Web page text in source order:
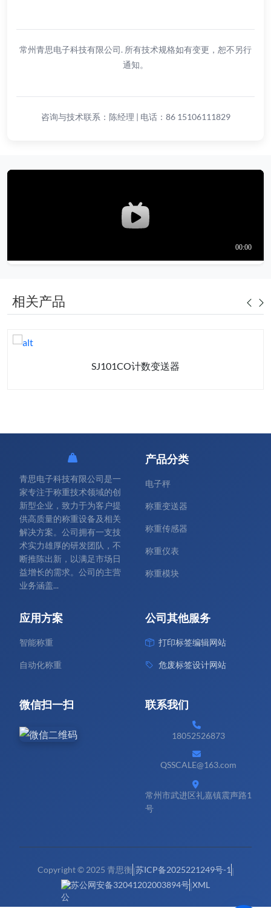
常州青思电子科技有限公司. 所有技术规格如有变更，恕不另行
通知。
咨询与技术联系：陈经理 | 电话：86 15106111829
相关产品
SJ101CO计数变送器
青思电子科技有限公司是一
家专注于称重技术领域的创
新型企业，致力于为客户提
供高质量的称重设备及相关
解决方案。公司拥有一支技
术实力雄厚的研发团队，不
断推陈出新，以满足市场日
益增长的需求。公司的主营
业务涵盖...
产品分类
电子秤
称重变送器
称重传感器
称重仪表
称重模块
应用方案
智能称重
自动化称重
公司其他服务
打印标签编辑网站
危废标签设计网站
微信扫一扫 联系我们
18052526873
QSSCALE@163.com
常州市武进区礼嘉镇震声路1
号
Copyright © 2025 青思衡|苏ICP备2025221249号-1 |
苏公网安备32041202003894号|XML